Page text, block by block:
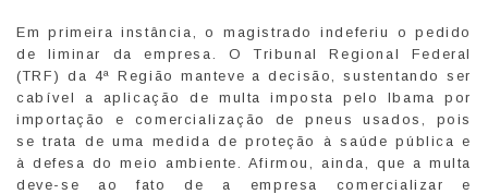
Em primeira instância, o magistrado indeferiu o pedido
de liminar da empresa. O Tribunal Regional Federal
(TRF) da 4ª Região manteve a decisão, sustentando ser
cabível a aplicação de multa imposta pelo Ibama por
importação e comercialização de pneus usados, pois
se trata de uma medida de proteção à saúde pública e
à defesa do meio ambiente. Afirmou, ainda, que a multa
deve-se ao fato de a empresa comercializar e